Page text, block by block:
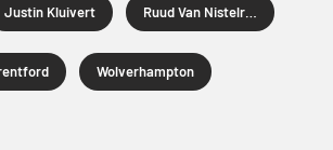
Justin Kluivert
Wolverhampton